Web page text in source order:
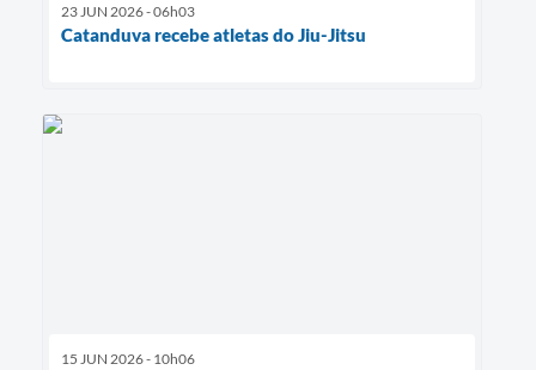
23 JUN 2026 - 06h03
Catanduva recebe atletas do Jiu-Jitsu
15 JUN 2026 - 10h06